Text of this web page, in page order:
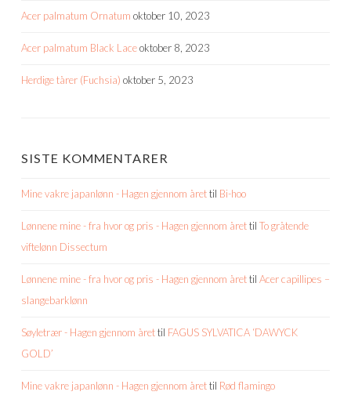
Acer palmatum Ornatum oktober 10, 2023
Acer palmatum Black Laceoktober 8, 2023
Herdige tårer (Fuchsia) oktober 5, 2023
SISTE KOMMENTARER
Mine vakre japanlønn - Hagen gjennom årettil Bi-hoo
Lønnene mine - fra hvor og pris - Hagen gjennom årettil To gråtende
viftelønn Dissectum
Lønnene mine - fra hvor og pris - Hagen gjennom årettil Acer capillipes –
slangebarklønn
Søyletrær - Hagen gjennom årettil FAGUS SYLVATICA ‘DAWYCK
GOLD’
Mine vakre japanlønn - Hagen gjennom årettil Rød flamingo